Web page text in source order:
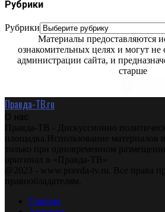
Рубрики
Рубрики
Материалы предоставляются
ознакомительных целях и могут не
администрации сайта, и
старше
Правда-ТВ.ru
О нас
Правда-ТВ - Дискуссионно
площадка.Использование материалов
только при одновременном
оригинал в «Правда-ТВ»
@2023 - www.pravda-tv.ru. Все права
правообладателям.
Главная